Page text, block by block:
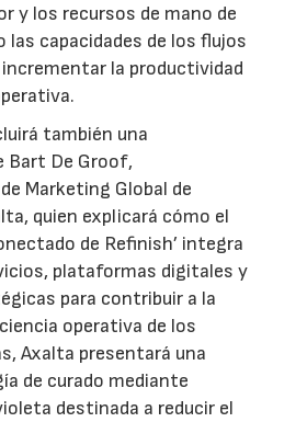
y los recursos de mano de
las capacidades de los flujos
la productividad
también una
Bart De Groof,
Marketing Global de
quien explicará cómo el
de Refinish’ integra
plataformas digitales y
para contribuir a la
operativa de los
Axalta presentará una
de curado mediante
destinada a reducir el